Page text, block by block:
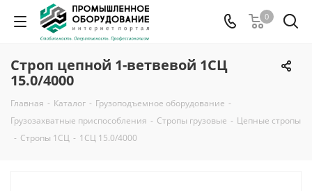
0
Строп цепной 1-ветвевой 1СЦ
15.0/4000
Главная - Каталог - Грузоподъемное оборудование -
Грузозахватные приспособления - Стропы грузовые - Цепные стропы
- Стропы 1СЦ - 1СЦ 15.0/4000